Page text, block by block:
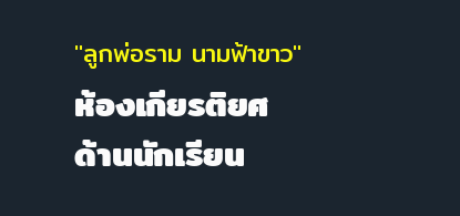
"ลูกพ่อราม นามฟ้าขาว"
ห้องเกียรติยศ
ด้านนักเรียน